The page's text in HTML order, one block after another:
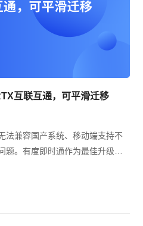
互联互通，可平滑迁移
法兼容国产系统、移动端支持不
题。有度即时通作为最佳升级方
...